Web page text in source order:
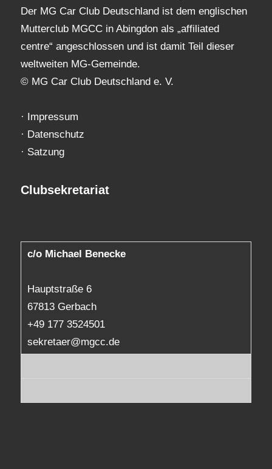
Der MG Car Club Deutschland ist dem englischen
Mutterclub MGCC in Abingdon als „affiliated
centre“ angeschlossen und ist damit Teil dieser
weltweiten MG-Gemeinde.
© MG Car Club Deutschland e. V.
· Impressum
· Datenschutz
· Satzung
Clubsekretariat
c/o Michael Benecke
Hauptstraße 6
67813 Gerbach
+49 177 3524501
sekretaer@mgcc.de